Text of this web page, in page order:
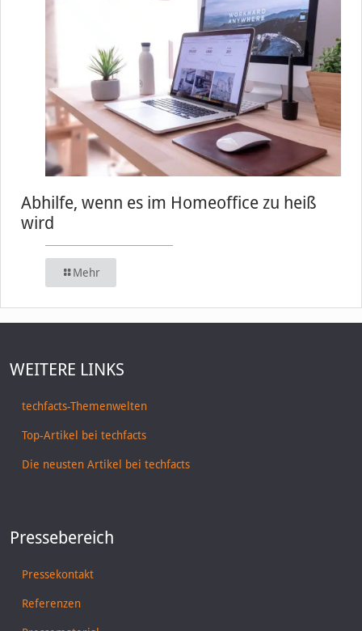
Abhilfe, wenn es im Homeoffice zu heiß
wird
Mehr
WEITERE LINKS
techfacts-Themenwelten
Top-Artikel bei techfacts
Die neusten Artikel bei techfacts
Pressebereich
Pressekontakt
Referenzen